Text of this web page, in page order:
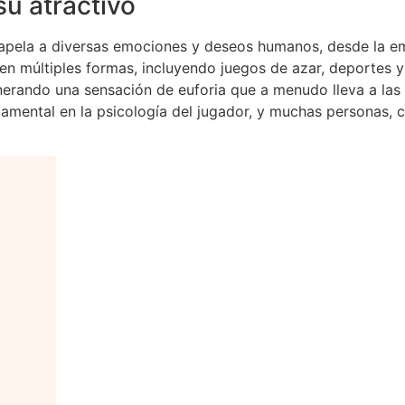
a diversas emociones y deseos humanos, desde la
múltiples formas, incluyendo juegos de azar, deportes
una sensación de euforia que a menudo lleva a
en la psicología del jugador, y muchas